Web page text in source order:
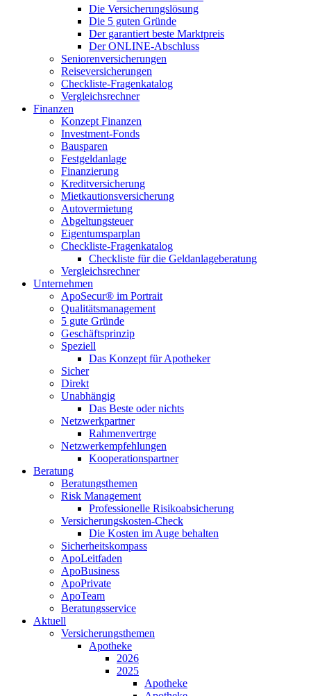
Die Versicherungslösung
Die 5 guten Gründe
Der garantiert beste Marktpreis
Der ONLINE-Abschluss
Seniorenversicherungen
Reiseversicherungen
Checkliste-Fragenkatalog
Vergleichsrechner
Finanzen
Konzept Finanzen
Investment-Fonds
Bausparen
Festgeldanlage
Finanzierung
Kreditversicherung
Mietkautionsversicherung
Autovermietung
Abgeltungsteuer
Eigentumsparplan
Checkliste-Fragenkatalog
Checkliste für die Geldanlageberatung
Vergleichsrechner
Unternehmen
ApoSecur® im Portrait
Qualitätsmanagement
5 gute Gründe
Geschäftsprinzip
Speziell
Das Konzept für Apotheker
Sicher
Direkt
Unabhängig
Das Beste oder nichts
Netzwerkpartner
Rahmenvertrge
Netzwerkempfehlungen
Kooperationspartner
Beratung
Beratungsthemen
Risk Management
Professionelle Risikoabsicherung
Versicherungskosten-Check
Die Kosten im Auge behalten
Sicherheitskompass
ApoLeitfaden
ApoBusiness
ApoPrivate
ApoTeam
Beratungsservice
Aktuell
Versicherungsthemen
Apotheke
2026
2025
Apotheke